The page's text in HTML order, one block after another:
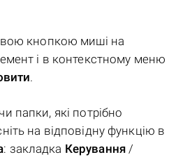
кнопкою миші на
і в контекстному меню
.
папки, які потрібно
на відповідну функцію в
: закладка Керування/